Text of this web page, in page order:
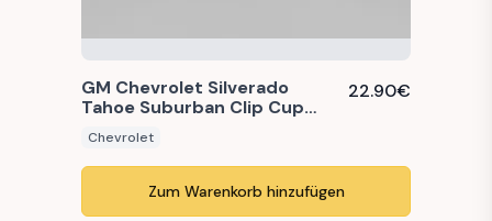
GM Chevrolet Silverado
Tahoe Suburban Clip Cup
22.90€
Chevrolet
Zum Warenkorb hinzufügen